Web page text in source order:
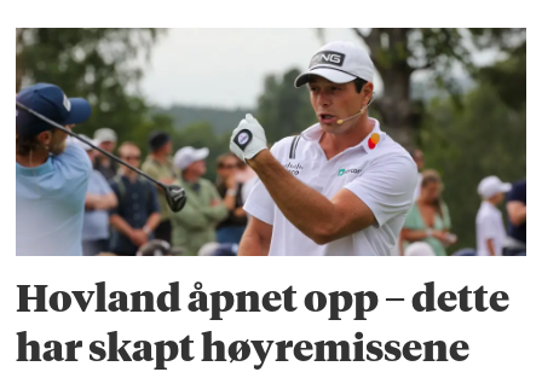
Hovland åpnet opp – dette
har skapt høyremissene